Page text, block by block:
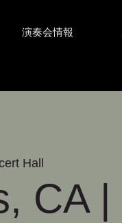
演奏会情報
Hall
CA |